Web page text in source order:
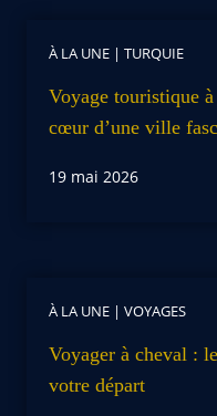
À LA UNE | TURQUIE
Voyage touristique
cœur d’une ville
19 mai 2026
À LA UNE | VOYAGES
Voyager à cheval :
votre départ